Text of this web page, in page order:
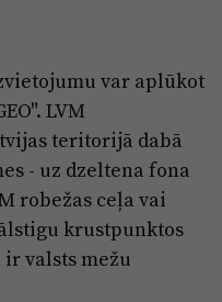
var aplūkot
LVM
teritorijā dabā
- uz dzeltena fona
robežas ceļa vai
krustpunktos
ir valsts mežu